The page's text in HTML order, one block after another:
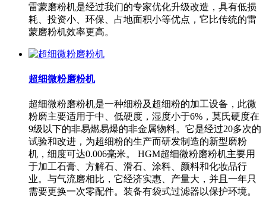
雷蒙磨粉机是经过我们的专家优化升级改造，具有低损
耗、投资小、环保、占地面积小等优点，它比传统的雷
蒙磨粉机效率更高。
超细微粉磨粉机
超细微粉磨粉机是一种细粉及超细粉的加工设备，此微
粉磨主要适用于中、低硬度，湿度小于6%，莫氏硬度在
9级以下的非易燃易爆的非金属物料。它是经过20多次的
试验和改进，为超细粉的生产而研发制造的新型磨粉
机，细度可达0.006毫米。 HGM超细微粉磨粉机主要用
于加工石膏、方解石、滑石、涂料、颜料和化妆品行
业。与气流磨相比，它经济实惠、产量大，并且一年只
需要更换一次零配件。装备有袋式过滤器以保护环境。